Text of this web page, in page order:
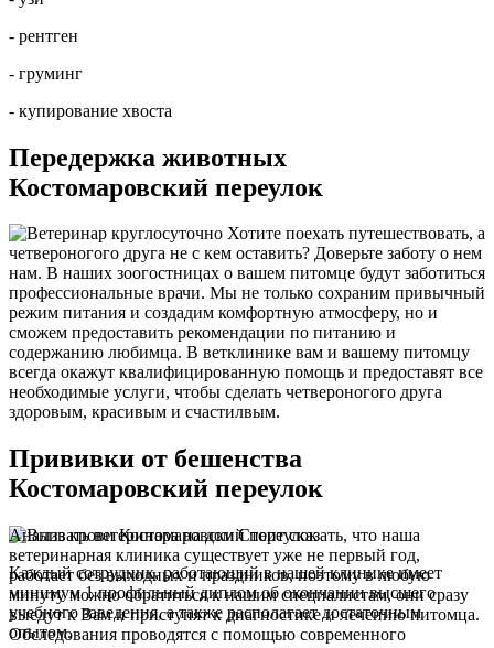
- рентген
- груминг
- купирование хвоста
Передержка животных
Костомаровский переулок
Хотите поехать путешествовать, а
четвероногого друга не с кем оставить? Доверьте заботу о нем
нам. В наших зоогостницах о вашем питомце будут заботиться
профессиональные врачи. Мы не только сохраним привычный
режим питания и создадим комфортную атмосферу, но и
сможем предоставить рекомендации по питанию и
содержанию любимца. В ветклинике вам и вашему питомцу
всегда окажут квалифицированную помощь и предоставят все
необходимые услуги, чтобы сделать четвероногого друга
здоровым, красивым и счастилвым.
Прививки от бешенства
Костомаровский переулок
Стоит сказать, что наша
ветеринарная клиника существует уже не первый год,
работает без выходных и праздников, поэтому в любую
минуту можно обратиться к нашим специалистам, они сразу
выедут к Вам и приступят к диагностике и лечению питомца.
Обследования проводятся с помощью современного
Анализ крови Костомаровский переулок
Каждый сотрудник, работающий в нашей клинике имеет
минимум 1 профильный диплом об окончании высшего
учебного заведения, а также располагает достаточным
опытом.